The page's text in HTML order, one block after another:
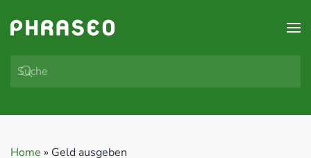
Zum Hauptinhalt springen
Home » Geld ausgeben